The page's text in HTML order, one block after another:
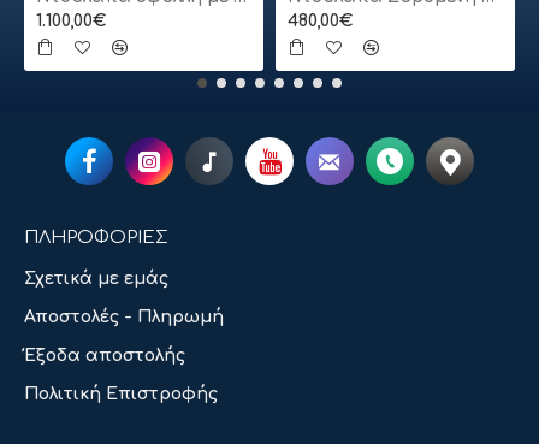
1.100,00€
480,00€
ΠΛΗΡΟΦΟΡΙΕΣ
Σχετικά με εμάς
Αποστολές - Πληρωμή
Έξοδα αποστολής
Πολιτική Επιστροφής